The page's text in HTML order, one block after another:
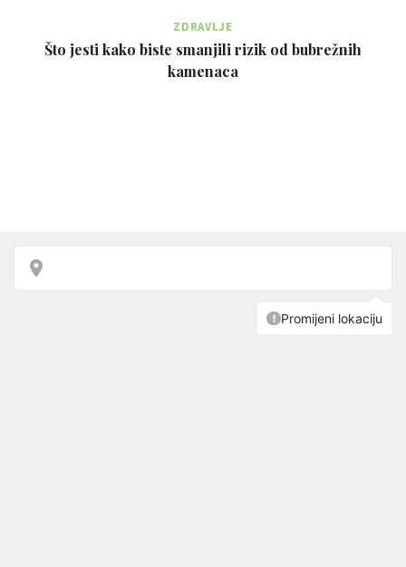
ZDRAVLJE
Što jesti kako biste smanjili rizik od bubrežnih
kamenaca